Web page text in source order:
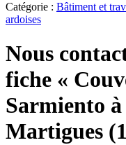
Catégorie : Bâtiment et
ardoises
Nous
fiche «
Sarmiento
Martigues